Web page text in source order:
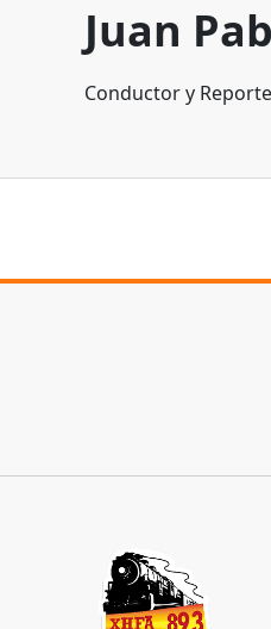
Juan
Conductor y